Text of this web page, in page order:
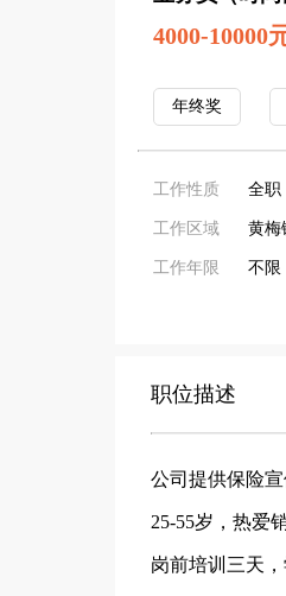
4000-10000
年终奖
工作性质 全职
工作区域 黄梅
工作年限 不限
职位描述
公司提供保险
25-55岁，热爱
岗前培训三天